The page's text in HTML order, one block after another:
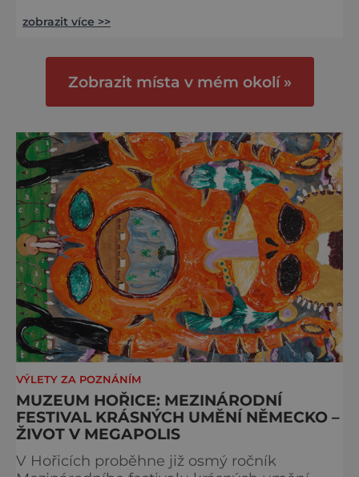
současných umělkyň, a to malířky Anežky
o legendární a magické první jmenované
se zde setká s rurálním sci-fi druhé. Obě
zahraničí. Většina děl vznikla přímo pro
výstavu a
zobrazit více >>
Zobrazit místa v mém okolí »
VÝLETY ZA POZNÁNÍM
MUZEUM HOŘICE: MEZINÁRODNÍ
FESTIVAL KRÁSNÝCH UMĚNÍ NĚMECKO –
ŽIVOT V MEGAPOLIS
V Hořicích proběhne již osmý ročník